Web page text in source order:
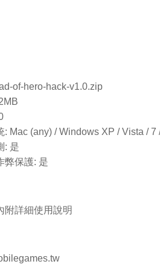
of-hero-hack-v1.0.zip
: Mac (any) / Windows XP / Vista / 7
: 是
弊保護: 是
附詳細使用說明